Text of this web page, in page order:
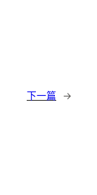
下一篇 →